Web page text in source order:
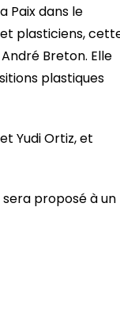
Paix dans le
plasticiens,
Breton. Elle
plastiques
Yudi Ortiz, et
proposé à un